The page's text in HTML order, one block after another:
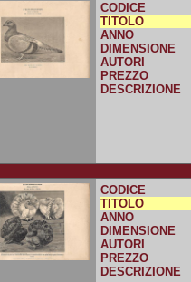
CODICE
TITOLO
ANNO
DIMENSIONE
AUTORI
PREZZO
DESCRIZIONE
CODICE
TITOLO
ANNO
DIMENSIONE
AUTORI
PREZZO
DESCRIZIONE